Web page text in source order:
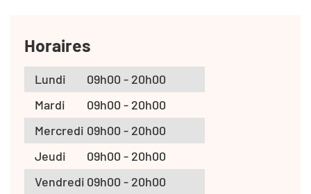
Horaires
Lundi
09h00 - 20h00
Mardi
09h00 - 20h00
Mercredi 09h00 - 20h00
Jeudi
09h00 - 20h00
Vendredi 09h00 - 20h00